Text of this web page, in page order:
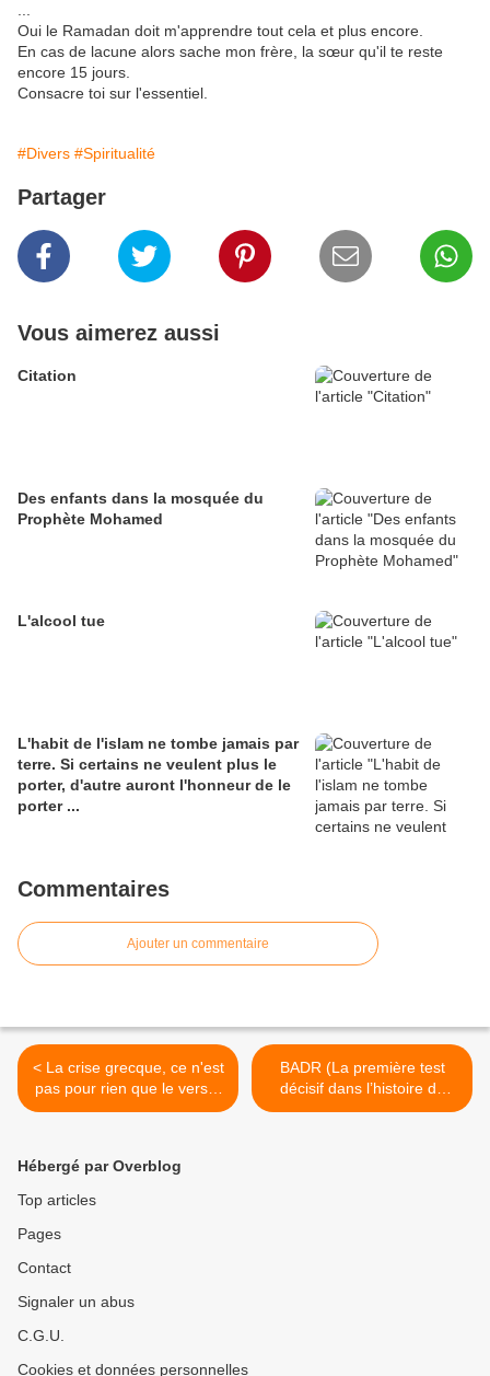
Oui le Ramadan doit m'apprendre tout cela et plus encore.
En cas de lacune alors sache mon frère, la sœur qu'il te reste
encore 15 jours.
Consacre toi sur l'essentiel.
#Divers #Spiritualité
Partager
Vous aimerez aussi
Citation
Des enfants dans la mosquée du
Prophète Mohamed
L'alcool tue
L'habit de l'islam ne tombe jamais par
terre. Si certains ne veulent plus le
porter, d'autre auront l'honneur de le
porter ...
Commentaires
Ajouter un commentaire
< La crise grecque, ce n'est
pas pour rien que le verset
le plus long du Coran
BADR (La première test
décisif dans l’histoire de
l’islam) >
Hébergé par Overblog
Top articles
Pages
Contact
Signaler un abus
C.G.U.
Cookies et données personnelles